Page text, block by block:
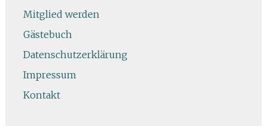
Mitglied werden
Gästebuch
Datenschutzerklärung
Impressum
Kontakt